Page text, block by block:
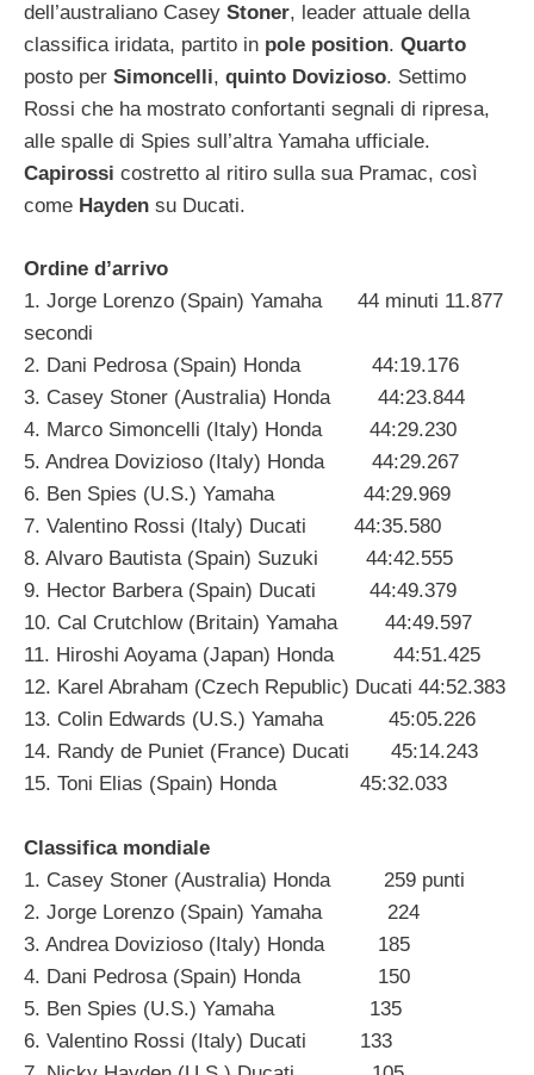
dell’australiano Casey Stoner, leader attuale della
classifica iridata, partito in pole position. Quarto
posto per Simoncelli, quinto Dovizioso. Settimo
Rossi che ha mostrato confortanti segnali di ripresa,
alle spalle di Spies sull’altra Yamaha ufficiale.
Capirossi costretto al ritiro sulla sua Pramac, così
come Hayden su Ducati.
Ordine d’arrivo
1. Jorge Lorenzo (Spain) Yamaha 44 minuti 11.877
secondi
2. Dani Pedrosa (Spain) Honda 44:19.176
3. Casey Stoner (Australia) Honda 44:23.844
4. Marco Simoncelli (Italy) Honda 44:29.230
5. Andrea Dovizioso (Italy) Honda 44:29.267
6. Ben Spies (U.S.) Yamaha 44:29.969
7. Valentino Rossi (Italy) Ducati 44:35.580
8. Alvaro Bautista (Spain) Suzuki 44:42.555
9. Hector Barbera (Spain) Ducati 44:49.379
10. Cal Crutchlow (Britain) Yamaha 44:49.597
11. Hiroshi Aoyama (Japan) Honda 44:51.425
12. Karel Abraham (Czech Republic) Ducati 44:52.383
13. Colin Edwards (U.S.) Yamaha 45:05.226
14. Randy de Puniet (France) Ducati 45:14.243
15. Toni Elias (Spain) Honda 45:32.033
Classifica mondiale
1. Casey Stoner (Australia) Honda 259 punti
2. Jorge Lorenzo (Spain) Yamaha 224
3. Andrea Dovizioso (Italy) Honda 185
4. Dani Pedrosa (Spain) Honda 150
5. Ben Spies (U.S.) Yamaha 135
6. Valentino Rossi (Italy) Ducati 133